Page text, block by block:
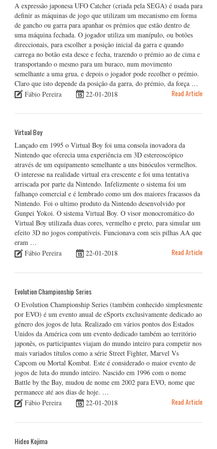
A expressão japonesa UFO Catcher (criada pela SEGA) é usada para
definir as máquinas de jogo que utilizam um mecanismo em forma
de gancho ou garra para apanhar os prémios que estão dentro de
uma máquina fechada. O jogador utiliza um manípulo, ou botões
direccionais, para escolher a posição inicial da garra e quando
carrega no botão esta desce e fecha, trazendo o prémio ao de cima e
transportando o mesmo para um buraco, num movimento
semelhante a uma grua, e depois o jogador pode recolher o prémio.
Claro que isto depende da posição da garra, do prémio, da força …
Fábio Pereira
22-01-2018 Read Article
Virtual Boy
Lançado em 1995 o Virtual Boy foi uma consola inovadora da
Nintendo que oferecia uma experiência em 3D estereoscópico
através de um equipamento semelhante a uns binóculos vermelhos.
O interesse na realidade virtual era crescente e foi uma tentativa
arriscada por parte da Nintendo. Infelizmente o sistema foi um
falhanço comercial e é lembrado como um dos maiores fracassos da
Nintendo. Foi o ultimo produto da Nintendo desenvolvido por
Gunpei Yokoi. O sistema Virtual Boy. O visor monocromático do
Virtual Boy utilizada duas cores, vermelho e preto, para simular um
efeito 3D no jogos compatíveis. Funcionava com seis pilhas AA que
eram …
Fábio Pereira
22-01-2018 Read Article
Evolution Championship Series
O Evolution Championship Series (também conhecido simplesmente
por EVO) é um evento anual de eSports exclusivamente dedicado ao
género dos jogos de luta. Realizado em vários pontos dos Estados
Unidos da América com um evento dedicado também ao território
japonês, os participantes viajam do mundo inteiro para competir nos
mais variados títulos como a série Street Fighter, Marvel Vs
Capcom ou Mortal Kombat. Este é considerado o maior evento de
jogos de luta do mundo inteiro. Nascido em 1996 com o nome
Battle by the Bay, mudou de nome em 2002 para EVO, nome que
permanece até aos dias de hoje. …
Fábio Pereira
22-01-2018 Read Article
Hideo Kojima